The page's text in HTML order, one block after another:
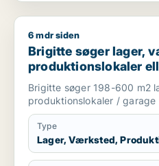
Brigitte søger lager,
6 mdr siden
Brigitte søger lager,
produktionslokaler
Aabenraa, Gråsten
Brigitte søger 198-600 m2
produktionslokaler / garage
Type
Lager, Værksted,